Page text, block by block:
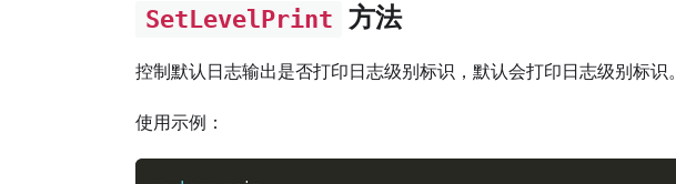
SetLevelPrint 方法
控制默认日志输出是否打印日志级别标识，默认会打印日志级别标识。
使用示例：